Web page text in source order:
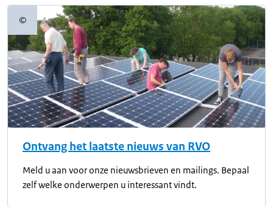
©Copyrightinformatie
Ontvang het laatste nieuws van RVO
Meld u aan voor onze nieuwsbrieven en mailings. Bepaal
zelf welke onderwerpen u interessant vindt.